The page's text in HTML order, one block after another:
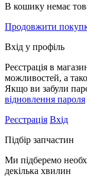
В кошику немає
Продовжити
Вхід у профіль
Реєстрація в
можливостей, а
Якщо ви забули
відновлення пароля
Реєстрація Вхід
Підбір запчастин
Ми підберемо
декілька хвилин